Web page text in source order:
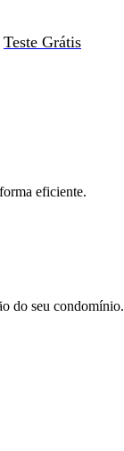
Teste Grátis
eficiente.
do seu condomínio.